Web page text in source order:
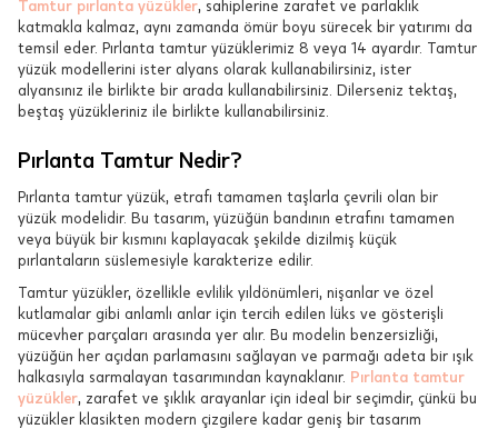
Tamtur pırlanta yüzükler, sahiplerine zarafet ve parlaklık
katmakla kalmaz, aynı zamanda ömür boyu sürecek bir yatırımı da
temsil eder. Pırlanta tamtur yüzüklerimiz 8 veya 14 ayardır. Tamtur
yüzük modellerini ister alyans olarak kullanabilirsiniz, ister
alyansınız ile birlikte bir arada kullanabilirsiniz. Dilerseniz tektaş,
beştaş yüzükleriniz ile birlikte kullanabilirsiniz.
Pırlanta Tamtur Nedir?
Pırlanta tamtur yüzük, etrafı tamamen taşlarla çevrili olan bir
yüzük modelidir. Bu tasarım, yüzüğün bandının etrafını tamamen
veya büyük bir kısmını kaplayacak şekilde dizilmiş küçük
pırlantaların süslemesiyle karakterize edilir.
Tamtur yüzükler, özellikle evlilik yıldönümleri, nişanlar ve özel
kutlamalar gibi anlamlı anlar için tercih edilen lüks ve gösterişli
mücevher parçaları arasında yer alır. Bu modelin benzersizliği,
yüzüğün her açıdan parlamasını sağlayan ve parmağı adeta bir ışık
halkasıyla sarmalayan tasarımından kaynaklanır. Pırlanta tamtur
yüzükler, zarafet ve şıklık arayanlar için ideal bir seçimdir, çünkü bu
yüzükler klasikten modern çizgilere kadar geniş bir tasarım